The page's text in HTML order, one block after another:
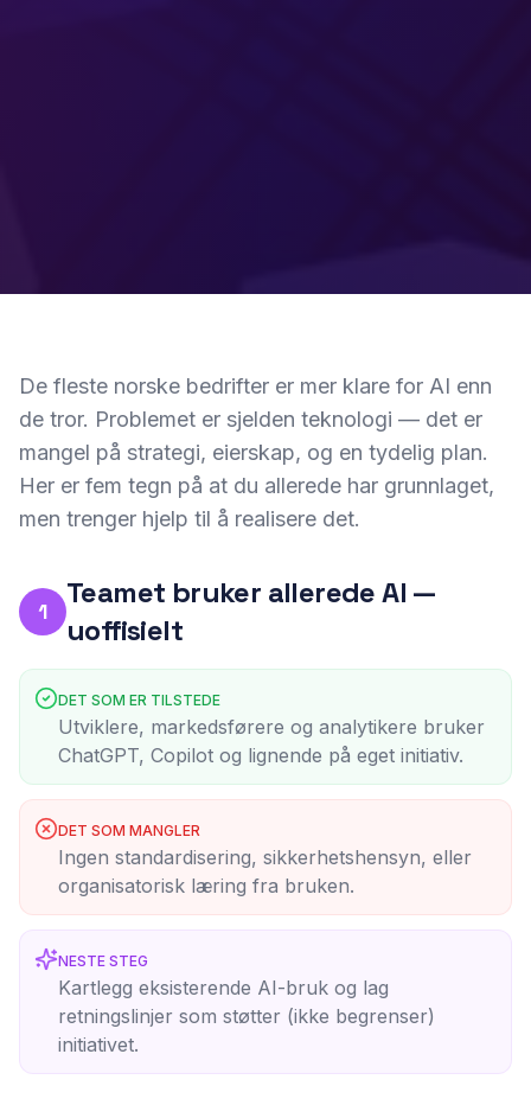
De fleste norske bedrifter er mer klare for AI enn
de tror. Problemet er sjelden teknologi — det er
mangel på strategi, eierskap, og en tydelig plan.
Her er fem tegn på at du allerede har grunnlaget,
men trenger hjelp til å realisere det.
1
Teamet bruker allerede AI —
uoffisielt
DET SOM ER TILSTEDE
Utviklere, markedsførere og analytikere bruker
ChatGPT, Copilot og lignende på eget initiativ.
DET SOM MANGLER
Ingen standardisering, sikkerhetshensyn, eller
organisatorisk læring fra bruken.
NESTE STEG
Kartlegg eksisterende AI-bruk og lag
retningslinjer som støtter (ikke begrenser)
initiativet.